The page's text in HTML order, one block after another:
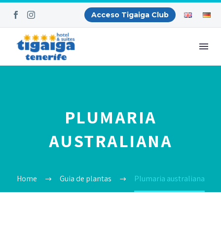
Acceso Tigaiga Club
PLUMARIA
AUSTRALIANA
Home Guia de plantas Plumaria australiana